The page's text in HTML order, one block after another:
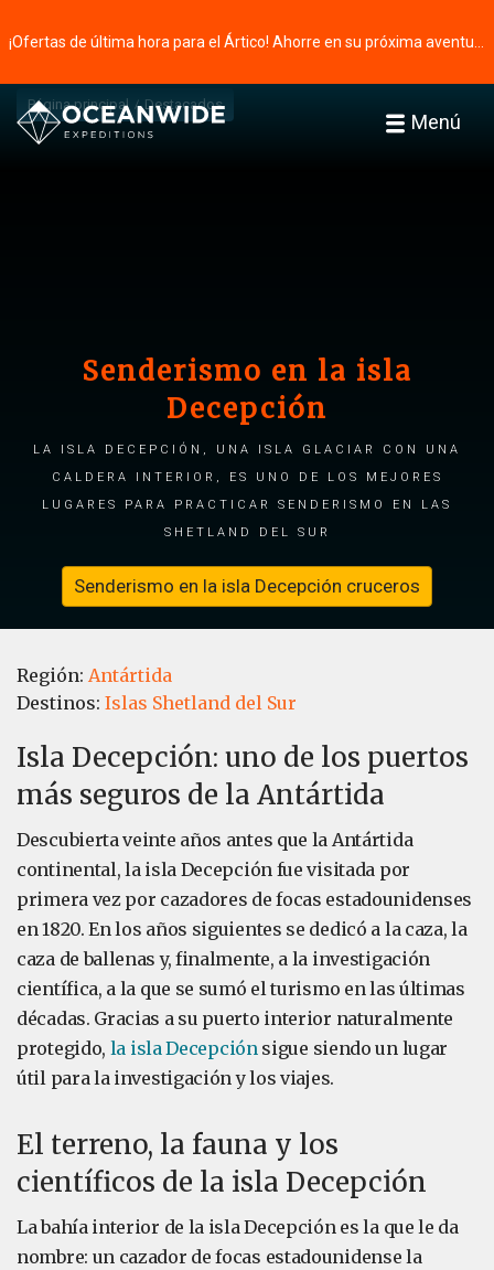
Menú
Página principal Destacados
Senderismo en la isla
Decepción
La isla Decepción, una isla glaciar con una
caldera interior, es uno de los mejores
lugares para practicar senderismo en las
Shetland del Sur
Senderismo en la isla Decepción cruceros
Región: Antártida
Destinos: Islas Shetland del Sur
Isla Decepción: uno de los puertos
más seguros de la Antártida
Descubierta veinte años antes que la Antártida
continental, la isla Decepción fue visitada por
primera vez por cazadores de focas estadounidenses
en 1820. En los años siguientes se dedicó a la caza, la
caza de ballenas y, finalmente, a la investigación
científica, a la que se sumó el turismo en las últimas
décadas. Gracias a su puerto interior naturalmente
protegido, la isla Decepciónsigue siendo un lugar
útil para la investigación y los viajes.
El terreno, la fauna y los
científicos de la isla Decepción
La bahía interior de la isla Decepción es la que le da
nombre: un cazador de focas estadounidense la